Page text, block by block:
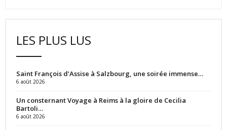
LES PLUS LUS
Saint François d’Assise à Salzbourg, une soirée immense…
6 août 2026
Un consternant Voyage à Reims à la gloire de Cecilia
Bartoli…
6 août 2026